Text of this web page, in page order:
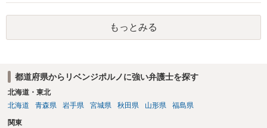
は珍しくない）、これも捜索差押を受けるおそれがあります
もっとみる
都道府県からリベンジポルノに強い弁護士を探す
北海道・東北
北海道
青森県 岩手県 宮城県 秋田県 山形県 福島県
関東